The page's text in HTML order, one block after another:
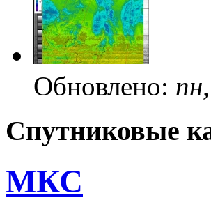
Обновлено:
Спутниковые
МКС